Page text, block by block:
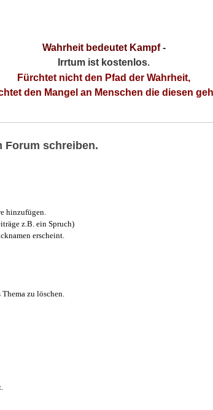
Wahrheit bedeutet Kampf-
Irrtum ist kostenlos.
Fürchtet nicht den Pfad der Wahrheit,
den Mangel an Menschen die diesen
Forum schreiben.
hinzufügen.
z.B. ein Spruch)
erscheint.
zu löschen.